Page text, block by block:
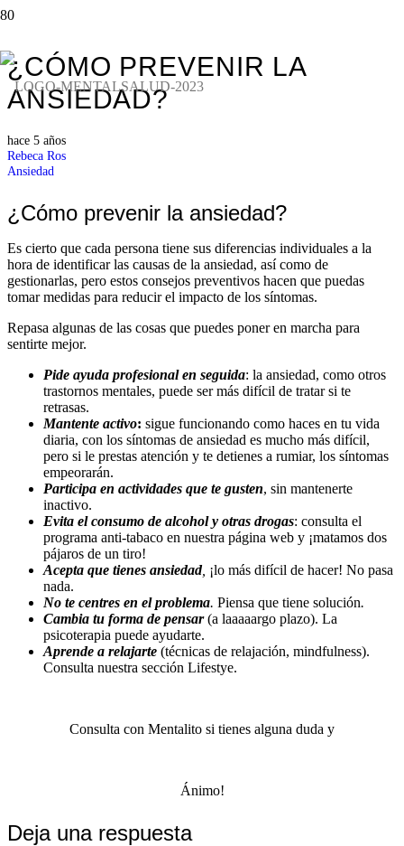
¿CÓMO PREVENIR LA
ANSIEDAD?
hace 5 años
Rebeca Ros
Ansiedad
¿Cómo prevenir la ansiedad?
Es cierto que cada persona tiene sus diferencias individuales a la
hora de identificar las causas de la ansiedad, así como de
gestionarlas, pero estos consejos preventivos hacen que puedas
tomar medidas para reducir el impacto de los síntomas.
Repasa algunas de las cosas que puedes poner en marcha para
sentirte mejor.
Pide ayuda profesional en seguida: la ansiedad, como otros
trastornos mentales, puede ser más difícil de tratar si te
retrasas.
Mantente activo: sigue funcionando como haces en tu vida
diaria, con los síntomas de ansiedad es mucho más difícil,
pero si le prestas atención y te detienes a rumiar, los síntomas
empeorarán.
Participa en actividades que te gusten, sin mantenerte
inactivo.
Evita el consumo de alcohol y otras drogas: consulta el
programa anti-tabaco en nuestra página web y ¡matamos dos
pájaros de un tiro!
Acepta que tienes ansiedad, ¡lo más difícil de hacer! No pasa
nada.
No te centres en el problema. Piensa que tiene solución.
Cambia tu forma de pensar (a laaaaargo plazo). La
psicoterapia puede ayudarte.
Aprende a relajarte (técnicas de relajación, mindfulness).
Consulta nuestra sección Lifestye.
Consulta con Mentalito si tienes alguna duda y
Ánimo!
Deja una respuesta